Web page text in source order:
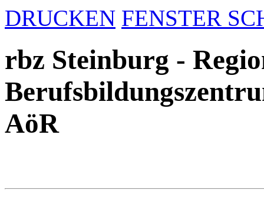
DRUCKEN FENSTER
rbz Steinburg -
AöR